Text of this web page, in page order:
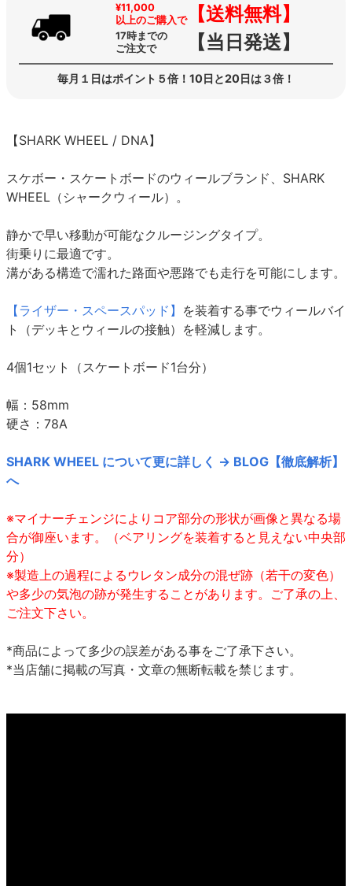
¥11,000
以上のご購入で【送料無料】
17時までの
ご注文で
【当日発送】
毎月１日はポイント５倍！10日と20日は３倍！
【SHARK WHEEL / DNA】
スケボー・スケートボードのウィールブランド、SHARK
WHEEL（シャークウィール）。
静かで早い移動が可能なクルージングタイプ。
街乗りに最適です。
溝がある構造で濡れた路面や悪路でも走行を可能にします。
【ライザー・スペースパッド】 を装着する事でウィールバイ
ト（デッキとウィールの接触）を軽減します。
4個1セット（スケートボード1台分）
幅：58mm
硬さ：78A
SHARK WHEEL について更に詳しく → BLOG【徹底解析】
へ
※マイナーチェンジによりコア部分の形状が画像と異なる場
合が御座います。（ベアリングを装着すると見えない中央部
分）
※製造上の過程によるウレタン成分の混ぜ跡（若干の変色）
や多少の気泡の跡が発生することがあります。ご了承の上、
ご注文下さい。
*商品によって多少の誤差がある事をご了承下さい。
*当店舗に掲載の写真・文章の無断転載を禁じます。